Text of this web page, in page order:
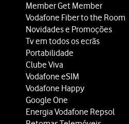
Member Get Member
Vodafone Fiber to the Room
Novidades e Promoções
Tv em todos os ecrãs
Portabilidade
Clube Viva
Vodafone eSIM
Vodafone Happy
Google One
Energia Vodafone Repsol